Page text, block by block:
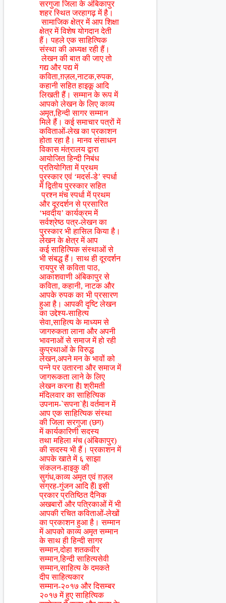
सरगुजा जिला के अंबिकापुर
शहर स्थित जरहागढ़ में है।
सामाजिक क्षेत्र में आप शिक्षा
क्षेत्र में विशेष योगदान देती
हैं। पहले एक साहित्यिक
संस्था की अध्यक्ष रही हैं।
लेखन की बात की जाए तो
गद्य और पद्य में
कविता,ग़ज़ल,नाटक,रुपक,
कहानी सहित हाइकू आदि
लिखती हैं। सम्मान के रूप में
आपको लेखन के लिए काव्य
अमृत,हिन्दी सागर सम्मान
मिले हैं। कई समाचार पत्रों में
कविताओं-लेख का प्रकाशन
होता रहा है। मानव संसाधन
विकास मंत्रालय द्वारा
आयोजित हिन्दी निबंध
प्रतियोगिता में प्रथम
पुरस्कार एवं ‘मदर्स-डे’ स्पर्धा
में द्वितीय पुरस्कार सहित
प्रश्न मंच स्पर्धा में प्रथम
और दूरदर्शन से प्रसारित
‘भवदीय’ कार्यक्रम में
सर्वश्रेष्ठ पत्र-लेखन का
पुरस्कार भी हासिल किया है।
लेखन के क्षेत्र में आप
कई साहित्यिक संस्थाओं से
भी संबद्ध हैं। साथ ही दूरदर्शन
रायपुर से कविता पाठ,
आकाशवाणी अंबिकापुर से
कविता, कहानी, नाटक और
आपके रुपक का भी प्रसारण
हुआ है। आपकी दृष्टि लेखन
का उद्देश्य-साहित्य
सेवा,साहित्य के माध्यम से
जागरुकता लाना और अपनी
भावनाओं से समाज में हो रही
कुप्रथाओं के विरुद्ध
लेखन,अपने मन के भावों को
पन्ने पर उतारना और समाज में
जागरूकता लाने के लिए
लेखन करना हैl श्रीमती
मंदिलवार का साहित्यिक
उपनाम-`सपना`हैl वर्तमान में
आप एक साहित्यिक संस्था
की जिला सरगुजा (छग)
में कार्यकारिणी सदस्य
तथा महिला मंच (अंबिकापुर)
की सदस्य भी हैं। प्रकाशन में
आपके खाते में ६ साझा
संकलन-हाइकु की
सुगंध,काव्य अमृत एवं ग़ज़ल
संग्रह-गुंजन आदि हैंl इसी
प्रकार प्रतिष्ठित दैनिक
अखबारों और पत्रिकाओं में भी
आपकी रचित कविताओं-लेखों
का प्रकाशन हुआ है। सम्मान
में आपको काव्य अमृत सम्मान
के साथ ही हिन्दी सागर
सम्मान,दोहा शतकवीर
सम्मान,हिन्दी साहित्यसेवी
सम्मान,साहित्य के दमकते
दीप साहित्यकार
सम्मान-२०१७ और दिसम्बर
२०१७ में हुए साहित्यिक